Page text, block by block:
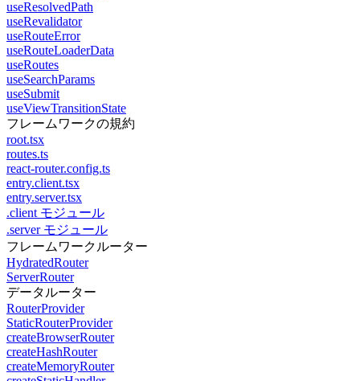
useResolvedPath
useRevalidator
useRouteError
useRouteLoaderData
useRoutes
useSearchParams
useSubmit
useViewTransitionState
フレームワークの規約
root.tsx
routes.ts
react-router.config.ts
entry.client.tsx
entry.server.tsx
.client モジュール
.server モジュール
フレームワークルーター
HydratedRouter
ServerRouter
データルーター
RouterProvider
StaticRouterProvider
createBrowserRouter
createHashRouter
createMemoryRouter